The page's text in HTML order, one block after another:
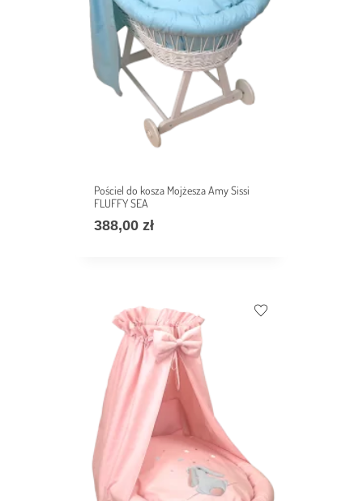
Pościel do kosza Mojżesza Amy Sissi
FLUFFY SEA
388,00 zł